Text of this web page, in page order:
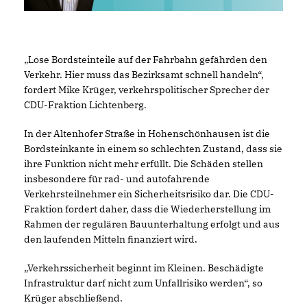
Lose Bordsteinteile auf der Fahrbahn gefährden den
Verkehr. Hier muss das Bezirksamt schnell handeln“,
fordert Mike Krüger, verkehrspolitischer Sprecher der
CDU-Fraktion Lichtenberg.
In der Altenhofer Straße in Hohenschönhausen ist die
Bordsteinkante in einem so schlechten Zustand, dass sie
ihre Funktion nicht mehr erfüllt. Die Schäden stellen
insbesondere für rad- und autofahrende
Verkehrsteilnehmer ein Sicherheitsrisiko dar. Die CDU-
Fraktion fordert daher, dass die Wiederherstellung im
Rahmen der regulären Bauunterhaltung erfolgt und aus
den laufenden Mitteln finanziert wird.
Verkehrssicherheit beginnt im Kleinen. Beschädigte
Infrastruktur darf nicht zum Unfallrisiko werden“, so
Krüger abschließend.